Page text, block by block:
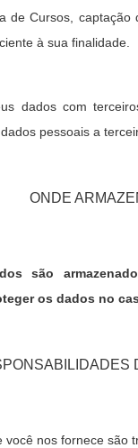
de Cursos,
à sua finalidade.
dados com
pessoais a
ONDE
são
os dados no
você nos fornece são